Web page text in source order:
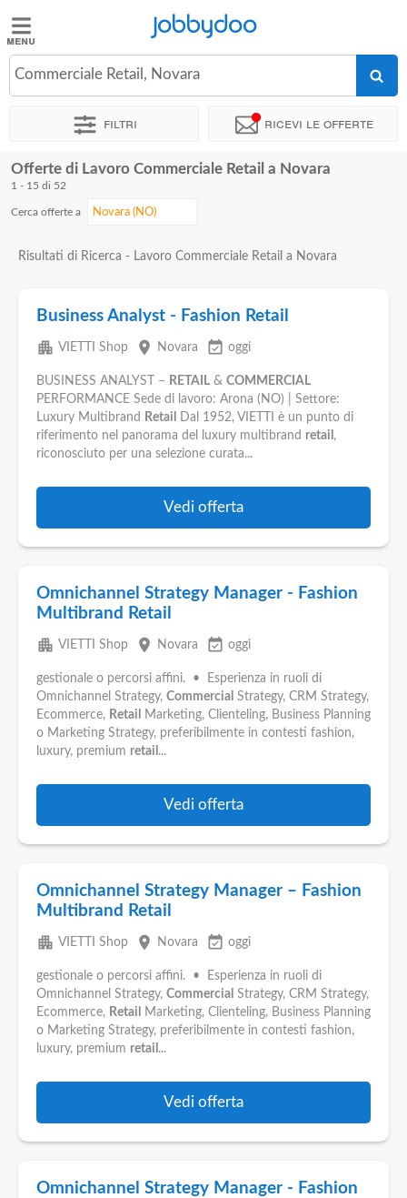
Jobbydoo
Offerte
Stipendi
professioni
Blog
Pubblica
Offerte
Area
Jobbydoo
Commerciale Retail, Novara
Filtri Ricevi le offerte
Offerte di Lavoro Commerciale Retail a Novara
1 - 15 di 52
Cerca offerte a
Risultati di Ricerca - Lavoro Commerciale Retail a Novara
Business Analyst - Fashion Retail
apartment VIETTI Shop place Novara event_available oggi
BUSINESS ANALYST – RETAIL & COMMERCIAL
PERFORMANCE Sede di lavoro: Arona (NO) | Settore:
Luxury Multibrand
Retail
Dal 1952, VIETTI è un punto di
riferimento nel panorama del luxury multibrand retail ,
riconosciuto per una selezione curata...
Vedi offerta
Omnichannel Strategy Manager - Fashion
Multibrand Retail
apartment VIETTI Shop place Novara event_available oggi
gestionale o percorsi affini. • Esperienza in ruoli di
Omnichannel Strategy, Commercial Strategy, CRM Strategy,
Ecommerce, Retail
Marketing, Clienteling, Business Planning
o Marketing Strategy, preferibilmente in contesti fashion,
luxury, premium retail ...
Vedi offerta
Omnichannel Strategy Manager – Fashion
Multibrand Retail
apartment VIETTI Shop place Novara event_available oggi
gestionale o percorsi affini. • Esperienza in ruoli di
Omnichannel Strategy, Commercial Strategy, CRM Strategy,
Ecommerce, Retail
Marketing, Clienteling, Business Planning
o Marketing Strategy, preferibilmente in contesti fashion,
luxury, premium retail ...
Vedi offerta
Omnichannel Strategy Manager - Fashion